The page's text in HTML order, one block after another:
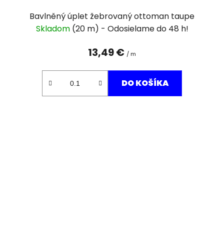
Bavlněný úplet žebrovaný ottoman taupe
Skladom (20 m)
13,49 € / m
DO KOŠÍKA